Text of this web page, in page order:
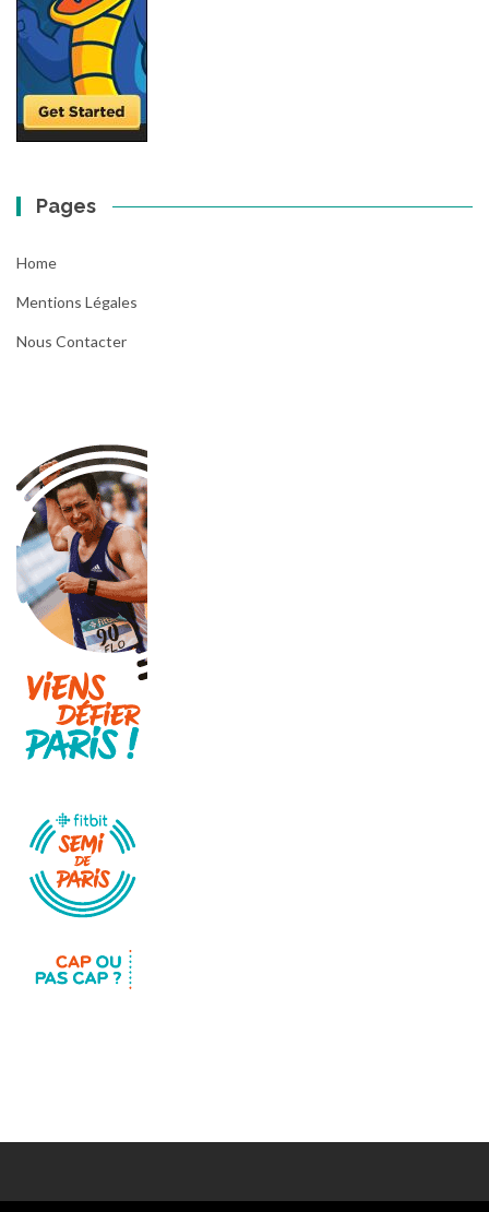
Pages
Home
Mentions Légales
Nous Contacter